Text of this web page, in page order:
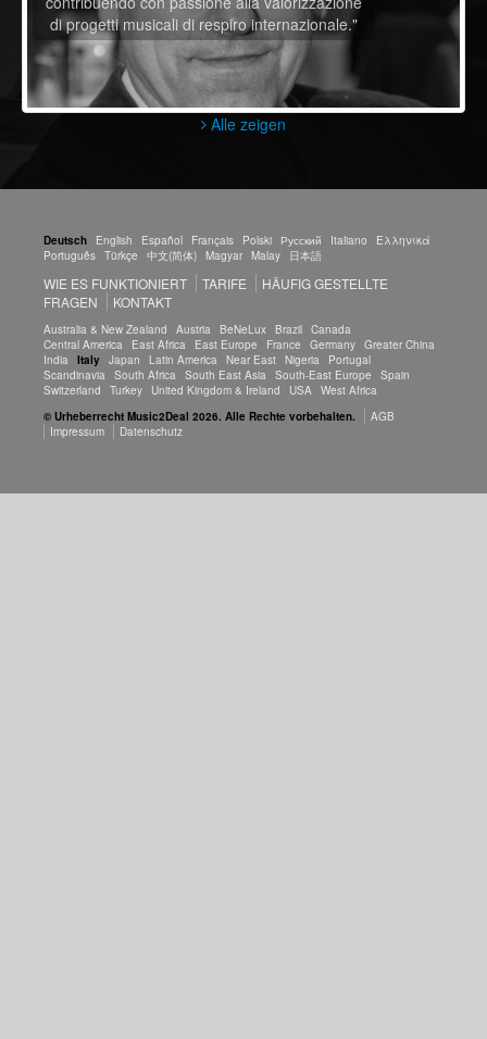
di progetti musicali di respiro internazionale."
Alle zeigen
Deutsch English Español Français Polski Русский Italiano
Ελληνικά
Português Türkçe 中文(简体) Magyar Malay 日本語
WIE ES FUNKTIONIERT TARIFE
HÄUFIG GESTELLTE
FRAGEN
KONTAKT
Australia & New Zealand Austria BeNeLux Brazil Canada
Central America
East Africa East Europe France Germany Greater China
India
Italy Japan Latin America Near East Nigeria
Portugal
Scandinavia
South Africa South East Asia South-East Europe
Spain
Switzerland
Turkey United Kingdom & Ireland USA
West Africa
© Urheberrecht Music2Deal 2026. Alle Rechte vorbehalten.
AGB
Impressum
Datenschutz